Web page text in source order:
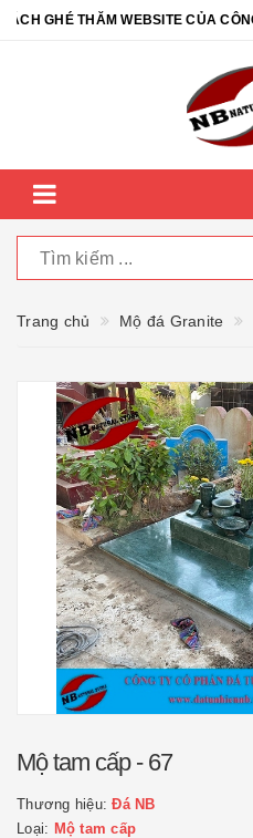
GHÉ THĂM WEBSITE CỦA
Trang chủ Mộ đá Granite
Mộ tam cấp - 67
Thương hiệu:Đá NB
Loại: Mộ tam cấp